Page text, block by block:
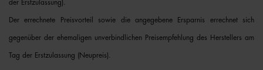
der Erstzulassung).
Der errechnete Preisvorteil sowie die angegebene Ersparnis errechnet sich
gegenüber der ehemaligen unverbindlichen Preisempfehlung des Herstellers am
Tag der Erstzulassung (Neupreis).